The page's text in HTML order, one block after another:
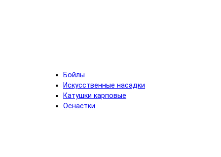
Бойлы
Искусственные насадки
Катушки карповые
Оснастки